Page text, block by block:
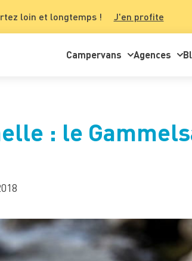
loin et longtemps ! J'en profite
Campervans Agences
: le